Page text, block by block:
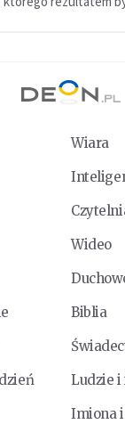
Wiara
Wideo
Biblia
Ludzie
Imiona